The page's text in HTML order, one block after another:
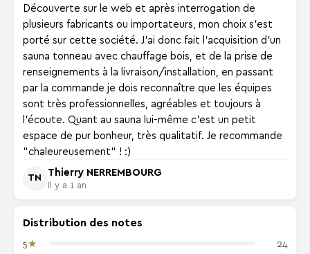
Découverte sur le web et après interrogation de
plusieurs fabricants ou importateurs, mon choix s'est
porté sur cette société. J'ai donc fait l'acquisition d'un
sauna tonneau avec chauffage bois, et de la prise de
renseignements à la livraison/installation, en passant
par la commande je dois reconnaître que les équipes
sont très professionnelles, agréables et toujours à
l'écoute. Quant au sauna lui-même c'est un petit
espace de pur bonheur, très qualitatif. Je recommande
“chaleureusement“ ! :)
TN
Thierry NERREMBOURG
Il y a 1 an
Distribution des notes
5★
24